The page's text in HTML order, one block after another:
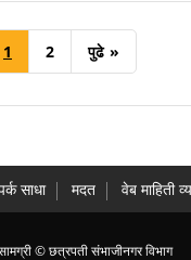
1 2 पुढे »
साधा मदत वेब माहिती
© छत्रपती संभाजीनगर विभाग